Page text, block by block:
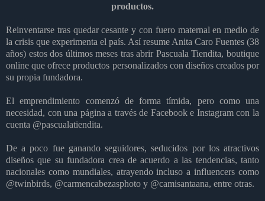
productos.
Reinventarse tras quedar cesante y con fuero maternal en medio de
la crisis que experimenta el país. Así resume Anita Caro Fuentes (38
años) estos dos últimos meses tras abrir Pascuala Tiendita, boutique
online que ofrece productos personalizados con diseños creados por
su propia fundadora.
El emprendimiento comenzó de forma tímida, pero como una
necesidad, con una página a través de Facebook e Instagram con la
cuenta @pascualatiendita.
De a poco fue ganando seguidores, seducidos por los atractivos
diseños que su fundadora crea de acuerdo a las tendencias, tanto
nacionales como mundiales, atrayendo incluso a influencers como
@twinbirds, @carmencabezasphoto y @camisantaana, entre otras.